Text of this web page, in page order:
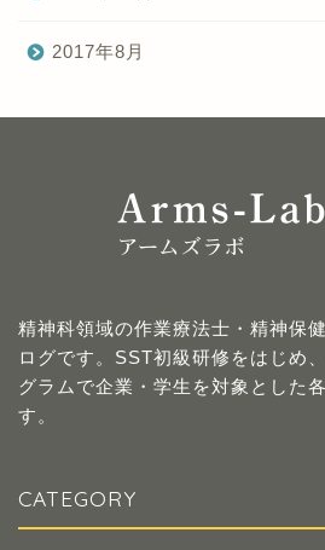
2017年8月
精神科領域の作業療法士・精神保
ログです。SST初級研修をはじめ
グラムで企業・学生を対象とした
す。
CATEGORY